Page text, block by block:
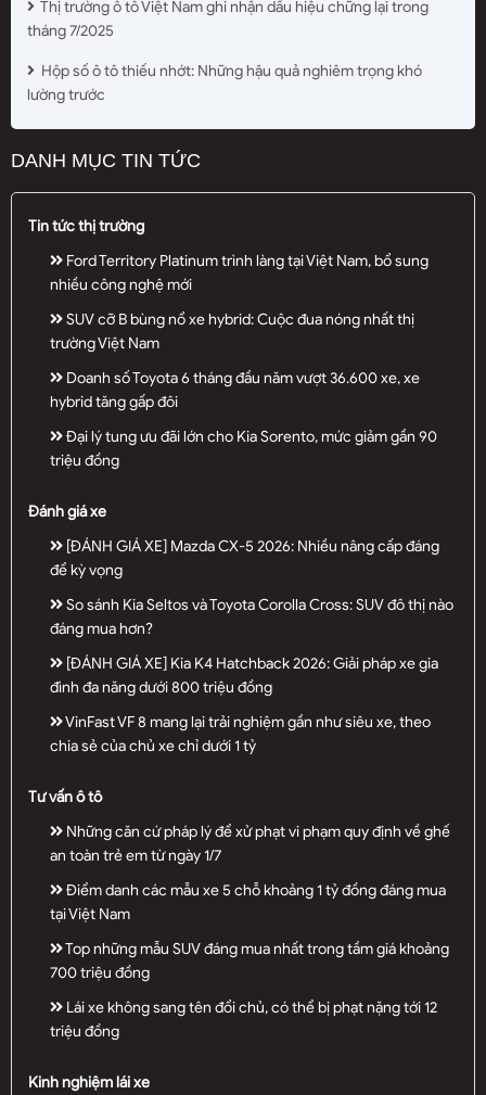
Thị trường ô tô Việt Nam ghi nhận dấu hiệu chững lại trong
tháng 7/2025
Hộp số ô tô thiếu nhớt: Những hậu quả nghiêm trọng khó
lường trước
DANH MỤC TIN TỨC
Tin tức thị trường
Ford Territory Platinum trình làng tại Việt Nam, bổ sung
nhiều công nghệ mới
SUV cỡ B bùng nổ xe hybrid: Cuộc đua nóng nhất thị
trường Việt Nam
Doanh số Toyota 6 tháng đầu năm vượt 36.600 xe, xe
hybrid tăng gấp đôi
Đại lý tung ưu đãi lớn cho Kia Sorento, mức giảm gần 90
triệu đồng
Đánh giá xe
[ĐÁNH GIÁ XE] Mazda CX-5 2026: Nhiều nâng cấp đáng
để kỳ vọng
So sánh Kia Seltos và Toyota Corolla Cross: SUV đô thị nào
đáng mua hơn?
[ĐÁNH GIÁ XE] Kia K4 Hatchback 2026: Giải pháp xe gia
đình đa năng dưới 800 triệu đồng
VinFast VF 8 mang lại trải nghiệm gần như siêu xe, theo
chia sẻ của chủ xe chỉ dưới 1 tỷ
Tư vấn ô tô
Những căn cứ pháp lý để xử phạt vi phạm quy định về ghế
an toàn trẻ em từ ngày 1/7
Điểm danh các mẫu xe 5 chỗ khoảng 1 tỷ đồng đáng mua
tại Việt Nam
Top những mẫu SUV đáng mua nhất trong tầm giá khoảng
700 triệu đồng
Lái xe không sang tên đổi chủ, có thể bị phạt nặng tới 12
triệu đồng
Kinh nghiệm lái xe